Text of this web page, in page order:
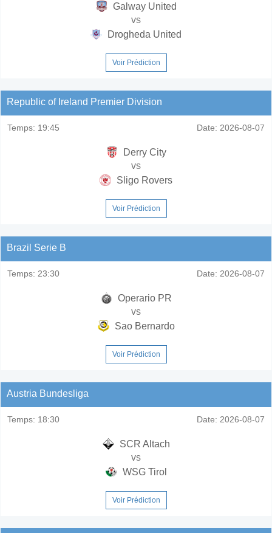
Galway United
vs
Drogheda United
Voir Prédiction
Republic of Ireland Premier Division
Temps: 19:45 Date: 2026-08-07
Derry City
vs
Sligo Rovers
Voir Prédiction
Brazil Serie B
Temps: 23:30 Date: 2026-08-07
Operario PR
vs
Sao Bernardo
Voir Prédiction
Austria Bundesliga
Temps: 18:30 Date: 2026-08-07
SCR Altach
vs
WSG Tirol
Voir Prédiction